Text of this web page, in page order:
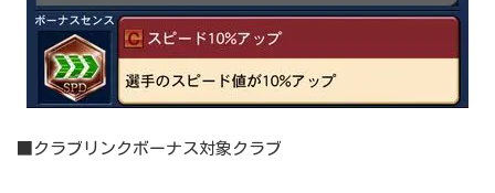
■クラブリンクボーナス対象クラブ